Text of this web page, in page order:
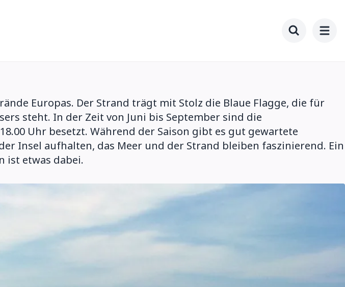
Europas. Der Strand trägt mit Stolz die Blaue Flagge, die für
steht. In der Zeit von Juni bis September sind die
Uhr besetzt. Während der Saison gibt es gut gewartete
Insel aufhalten, das Meer und der Strand bleiben faszinierend. Ein
ist etwas dabei.